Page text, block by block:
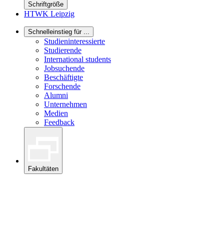
Schriftgröße
HTWK Leipzig
Schnelleinstieg für ...
Studieninteressierte
Studierende
International students
Jobsuchende
Beschäftigte
Forschende
Alumni
Unternehmen
Medien
Feedback
Fakultäten